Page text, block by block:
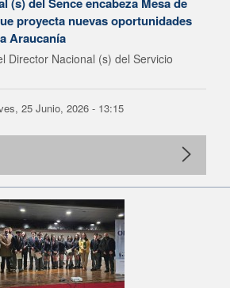
proyecta nuevas oportunidades
Araucanía
Director Nacional (s) del Servicio
25 Junio, 2026 - 13:15